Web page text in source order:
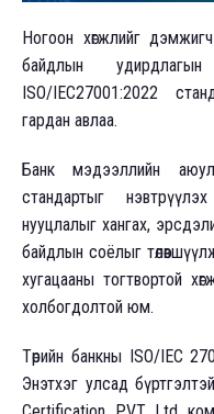
Ногоон хөгжлийг
байдлын
ISO/IEC27001:2022
гардан авлаа.
Банк мэдээллийн
стандартыг
нууцлалыг хангах,
байдлын соёлыг
хугацааны тогтвортой
холбогдолтой юм.
Төрийн банкны ISO/IEC
Энэтхэг улсад